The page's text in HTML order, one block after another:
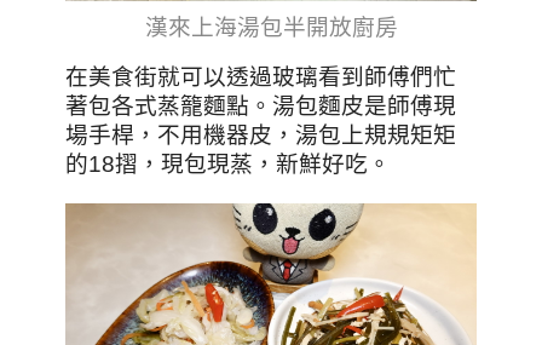
漢來上海湯包半開放廚房
在美食街就可以透過玻璃看到師傅們忙
著包各式蒸籠麵點。湯包麵皮是師傅現
場手桿，不用機器皮，湯包上規規矩矩
的18摺，現包現蒸，新鮮好吃。